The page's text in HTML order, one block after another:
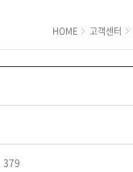
HOME 고객센터
379